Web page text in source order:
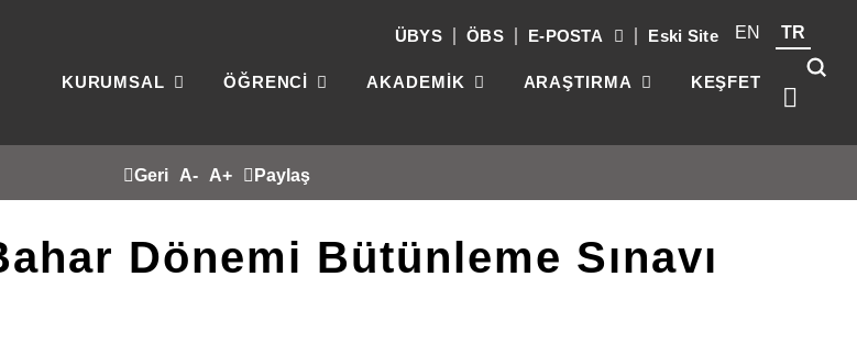
ÜBYS ÖBS E-POSTA Eski Site EN TR
KURUMSAL ÖĞRENCİ AKADEMİK ARAŞTIRMA KEŞFET
Geri A- A+ Paylaş
Dönemi Bütünleme Sınavı